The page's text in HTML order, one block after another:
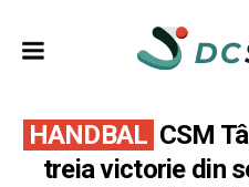
HANDBAL CSM
treia victorie din